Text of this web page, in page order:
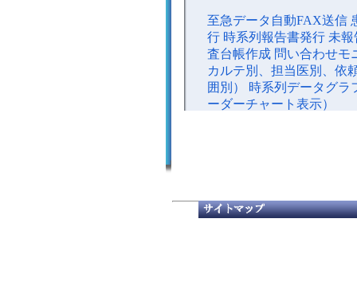
至急データ自動FAX送信
行 時系列報告書発行 未
査台帳作成 問い合わせモ
カルテ別、担当医別、依
囲別） 時系列データグラ
ーダーチャート表示）